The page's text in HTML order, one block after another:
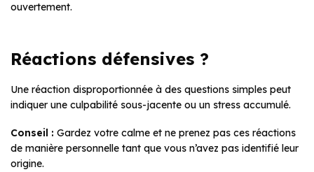
ouvertement.
Réactions défensives ?
Une réaction disproportionnée à des questions simples peut
indiquer une culpabilité sous-jacente ou un stress accumulé.
Conseil : Gardez votre calme et ne prenez pas ces réactions
de manière personnelle tant que vous n’avez pas identifié leur
origine.